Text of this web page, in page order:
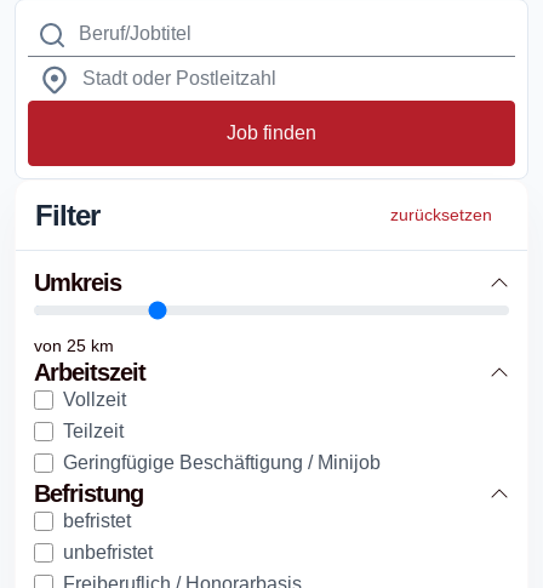
Job finden
Filter zurücksetzen
Umkreis
von 25 km
Arbeitszeit
Vollzeit
Teilzeit
Geringfügige Beschäftigung / Minijob
Befristung
befristet
unbefristet